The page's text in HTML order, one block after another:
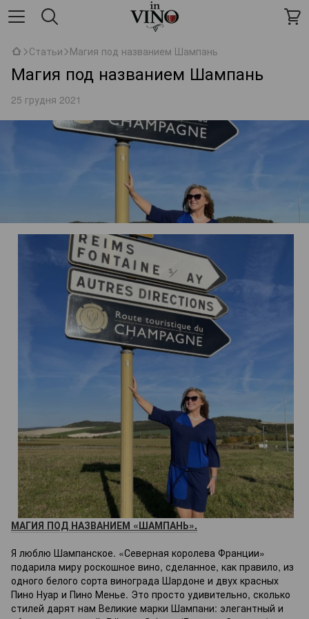
Статьи Магия под названием Шампань
Магия под названием Шампань
25 грудня 2021
МАГИЯ ПОД НАЗВАНИЕМ «ШАМПАНЬ».
Я люблю Шампанское. «Северная королева Франции»
подарила миру роскошное вино, сделанное, как правило, из
одного белого сорта винограда Шардоне и двух красных
Пино Нуар и Пино Менье. Это просто удивительно, сколько
стилей дарят нам Великие марки Шампани: элегантный и